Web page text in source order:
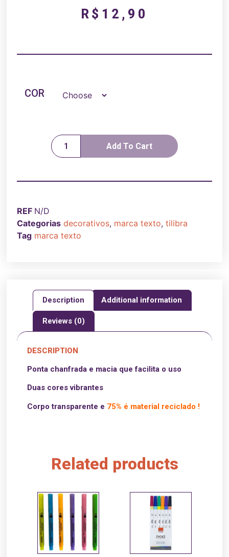
R$ 12,90
COR
Add To Cart
REF N/D
Categorias decorativos, marca texto,tilibra
Tag marca texto
Description Additional information
Reviews (0)
DESCRIPTION
Ponta chanfrada e macia que facilita o uso
Duas cores vibrantes
Corpo transparente e 75% é material reciclado !
Related products